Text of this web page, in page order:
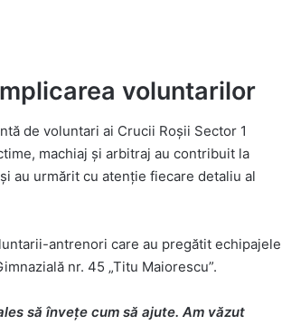
voluntarilor
de voluntari ai Crucii Roșii Sector 1
machiaj și arbitraj au contribuit la
au urmărit cu atenție fiecare detaliu al
antrenori care au pregătit echipajele
nr. 45 „Titu Maiorescu”.
să învețe cum să ajute. Am văzut